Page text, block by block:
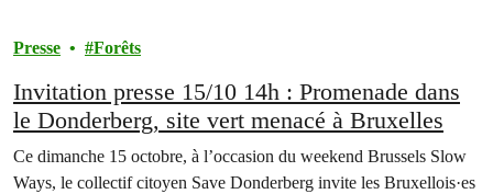
Presse Forêts
Invitation presse 15/10 14h : Promenade dans
le Donderberg, site vert menacé à Bruxelles
Ce dimanche 15 octobre, à l’occasion du weekend Brussels Slow
Ways, le collectif citoyen Save Donderberg invite les Bruxellois·es